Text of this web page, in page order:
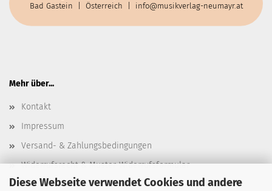
Diese Webseite verwendet Cookies und andere
Bad Gastein | Österreich |
info@musikverlag-neumayr.at
Mehr über...
Kontakt
Impressum
Versand- & Zahlungsbedingungen
Widerrufsrecht & Muster-Widerrufsformular
AGB